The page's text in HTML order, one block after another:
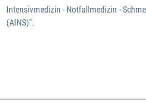
Intensivmedizin - Notfallmedizin -
(AINS)".